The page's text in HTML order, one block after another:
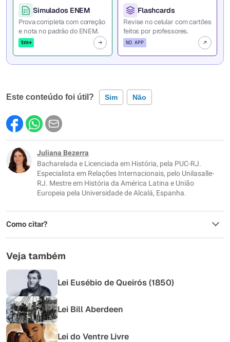
Simulados ENEM
Prova completa com correção
e nota no padrão do ENEM.
tm+
Flashcards
Revise no celular com cartões
feitos por professores.
NO APP
Este conteúdo foi útil? Sim Não
Este conteúdo contém informação incorreta
Este conteúdo não tem a informação que procuro
Outro
Juliana Bezerra
Bacharelada e Licenciada em História, pela PUC-RJ.
Especialista em Relações Internacionais, pelo Unilasalle-
RJ. Mestre em História da América Latina e União
Europeia pela Universidade de Alcalá, Espanha.
Como citar?
Veja também
Lei Eusébio de Queirós (1850)
Lei Bill Aberdeen
Lei do Ventre Livre